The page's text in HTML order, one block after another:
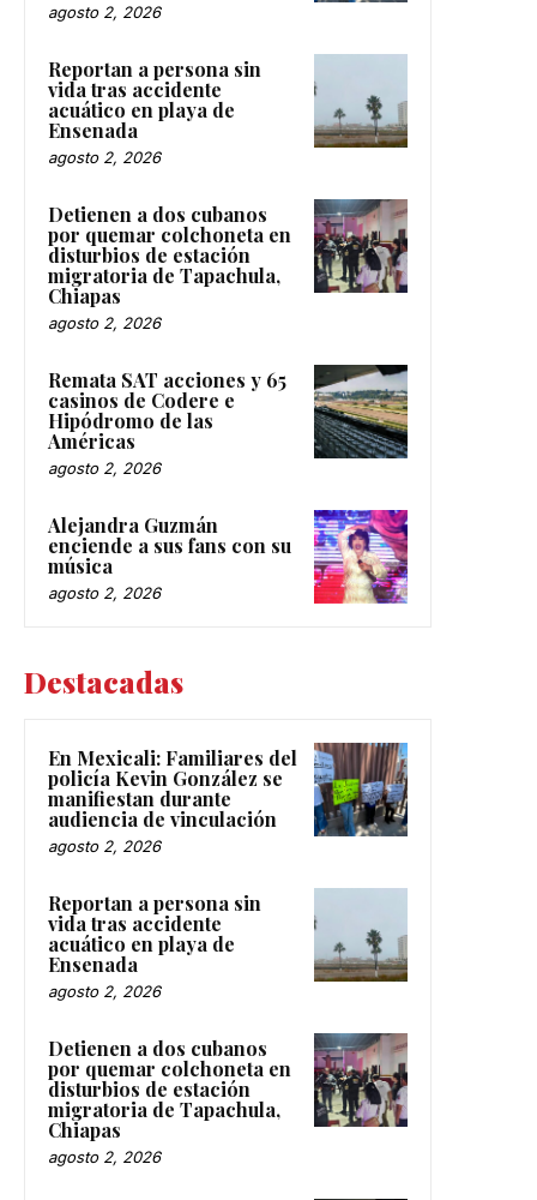
agosto 2, 2026
Reportan a persona sin
vida tras accidente
acuático en playa de
Ensenada
agosto 2, 2026
Detienen a dos cubanos
por quemar colchoneta en
disturbios de estación
migratoria de Tapachula,
Chiapas
agosto 2, 2026
Remata SAT acciones y 65
casinos de Codere e
Hipódromo de las
Américas
agosto 2, 2026
Alejandra Guzmán
enciende a sus fans con su
música
agosto 2, 2026
Destacadas
En Mexicali: Familiares del
policía Kevin González se
manifiestan durante
audiencia de vinculación
agosto 2, 2026
Reportan a persona sin
vida tras accidente
acuático en playa de
Ensenada
agosto 2, 2026
Detienen a dos cubanos
por quemar colchoneta en
disturbios de estación
migratoria de Tapachula,
Chiapas
agosto 2, 2026